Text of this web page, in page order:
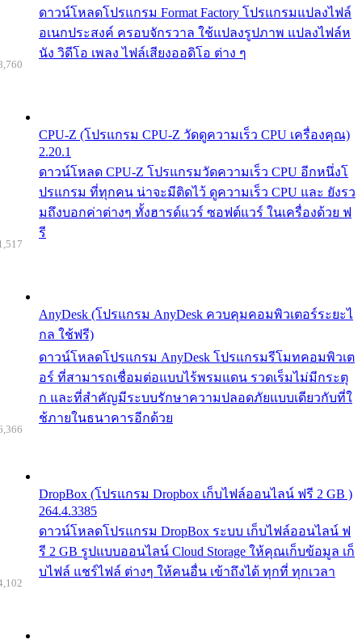
ดาวน์โหลดโปรแกรม Format Factory โปรแกรมแปลงไฟล์
อเนกประสงค์ ครอบจักรวาล ใช้แปลงรูปภาพ แปลงไฟล์ห
นัง วิดีโอ เพลง ไฟล์เสียงออดิโอ ต่าง ๆ
CPU-Z (โปรแกรม CPU-Z วัดดูความเร็ว CPU เครื่องคุณ)
2.20.1
ดาวน์โหลด CPU-Z โปรแกรมวัดความเร็ว CPU อีกหนึ่งโ
ปรแกรม ที่ทุกคน น่าจะมีติดไว้ ดูความเร็ว CPU และ ยังรว
มถึงบอกค่าต่างๆ ทั้งฮารด์แวร์ ซอฟต์แวร์ ในเครื่องด้วย ฟ
รี
AnyDesk (โปรแกรม AnyDesk ควบคุมคอมพิวเตอร์ระยะไ
กล ใช้ฟรี)
ดาวน์โหลดโปรแกรม AnyDesk โปรแกรมรีโมทคอมพิวเต
อร์ ที่สามารถเชื่อมต่อแบบไร้พรมแดน รวดเร็มไม่มีกระตุ
ก และที่สำคัญมีระบบรักษาความปลอดภัยแบบเดียวกับที่ใ
ช้ภายในธนาคารอีกด้วย
DropBox (โปรแกรม Dropbox เก็บไฟล์ออนไลน์ ฟรี 2 GB )
264.4.3385
ดาวน์โหลดโปรแกรม DropBox ระบบ เก็บไฟล์ออนไลน์ ฟ
รี 2 GB รูปแบบออนไลน์ Cloud Storage ให้คุณเก็บข้อมูล เก็
บไฟล์ แชร์ไฟล์ ต่างๆ ให้คนอื่น เข้าถึงได้ ทุกที่ ทุกเวลา